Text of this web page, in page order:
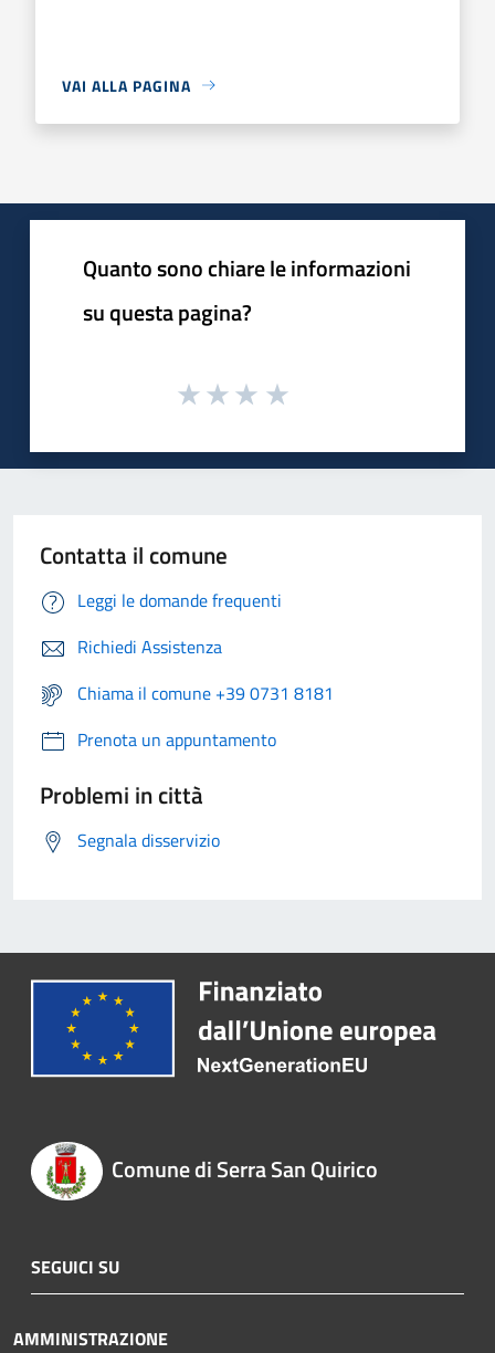
VAI ALLA PAGINA
Quanto sono chiare le informazioni
su questa pagina?
Contatta il comune
Leggi le domande frequenti
Richiedi Assistenza
Chiama il comune +39 0731 8181
Prenota un appuntamento
Problemi in città
Segnala disservizio
Comune di Serra San Quirico
SEGUICI SU
AMMINISTRAZIONE